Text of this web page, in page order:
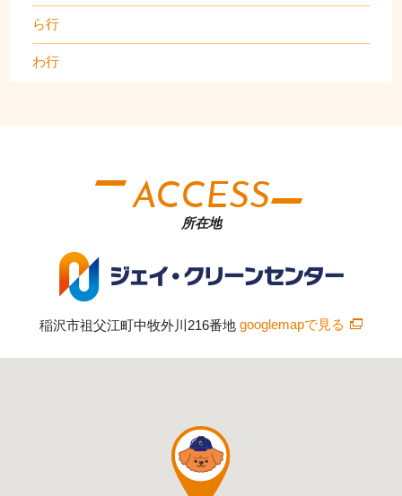
ら行
わ行
ACCESS
所在地
稲沢市祖父江町中牧外川216番地 googlemapで見る